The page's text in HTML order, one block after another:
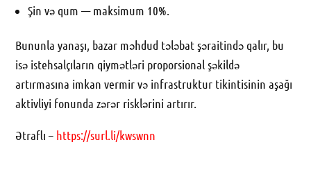
Şin və qum — maksimum 10%.
Bununla yanaşı, bazar məhdud tələbat şəraitində qalır, bu
isə istehsalçıların qiymətləri proporsional şəkildə
artırmasına imkan vermir və infrastruktur tikintisinin aşağı
aktivliyi fonunda zərər risklərini artırır.
Ətraflı – https://surl.li/kwswnn